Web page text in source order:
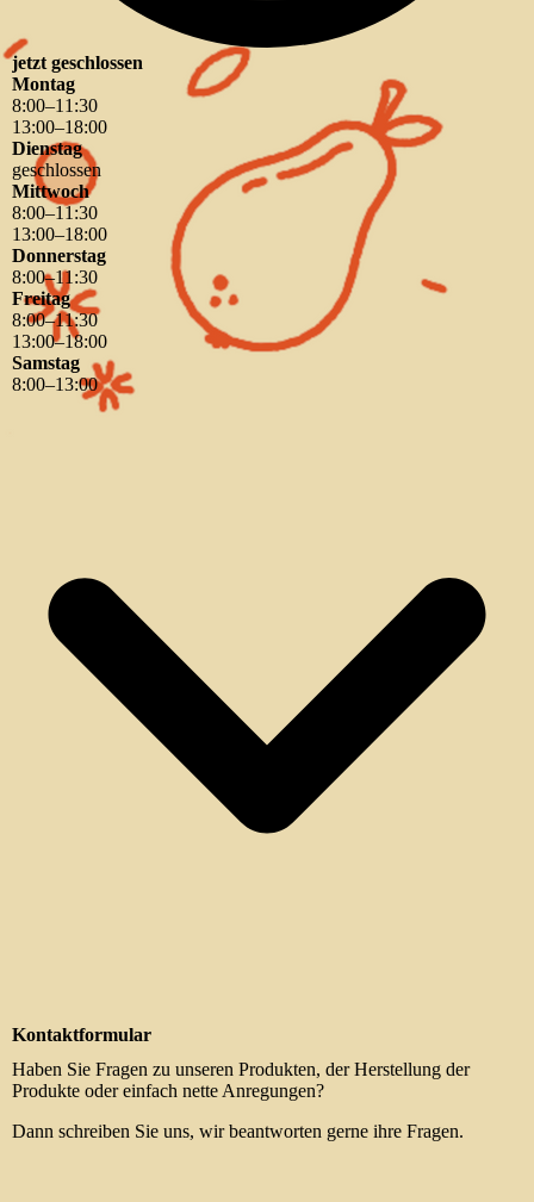
jetzt geschlossen
Montag
8:00–11 :30
13:00–18:00
Dienstag
geschlossen
Mittwoch
8:00–11 :30
13:00–18:00
Donnerstag
8:00–11 :30
Freitag
8:00–11:30
13:00–18:00
Samstag
8:00–13:00
Kontaktformular
Haben Sie Fragen zu unseren Produkten, der Herstellung der
Produkte oder einfach nette Anregungen?
Dann schreiben Sie uns, wir beantworten gerne ihre Fragen.